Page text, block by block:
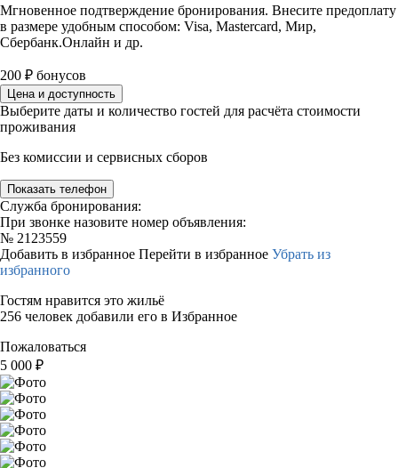
Мгновенное подтверждение бронирования. Внесите предоплату
в размере удобным способом: Visa, Mastercard, Мир,
Сбербанк.Онлайн и др.
200 ₽ бонусов
Цена и доступность
Выберите даты и количество гостей для расчёта стоимости
проживания
Без комиссии и сервисных сборов
Показать телефон
Служба бронирования:
При звонке назовите номер объявления:
№ 2123559
Добавить в избранное Перейти в избранное Убрать из
избранного
Гостям нравится это жильё
256 человек добавили его в Избранное
Пожаловаться
5 000 ₽